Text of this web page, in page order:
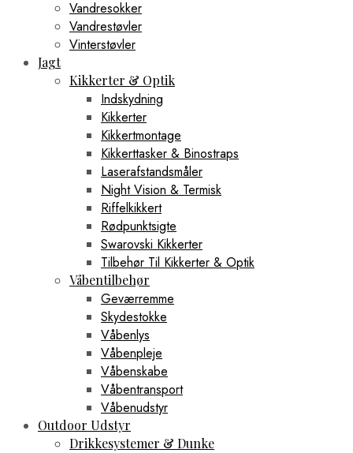
Vandresokker
Vandrestøvler
Vinterstøvler
Jagt
Kikkerter & Optik
Indskydning
Kikkerter
Kikkertmontage
Kikkerttasker & Binostraps
Laserafstandsmåler
Night Vision & Termisk
Riffelkikkert
Rødpunktsigte
Swarovski Kikkerter
Tilbehør Til Kikkerter & Optik
Våbentilbehør
Geværremme
Skydestokke
Våbenlys
Våbenpleje
Våbenskabe
Våbentransport
Våbenudstyr
Outdoor Udstyr
Drikkesystemer & Dunke